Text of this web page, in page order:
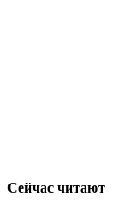
Сейчас читают